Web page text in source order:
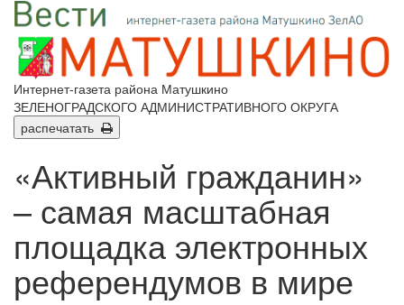
Интернет-газета района Матушкино
ЗЕЛЕНОГРАДСКОГО АДМИНИСТРАТИВНОГО ОКРУГА
распечатать
«Активный гражданин»
– самая масштабная
площадка электронных
референдумов в мире